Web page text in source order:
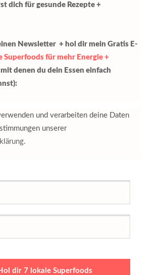
dich für gesunde Rezepte +
Newsletter + hol dir mein Gratis E-
Superfoods für mehr Energie +
mit denen du dein Essen einfach
und verarbeiten deine Daten
unserer
dir 7 lokale Superfoods